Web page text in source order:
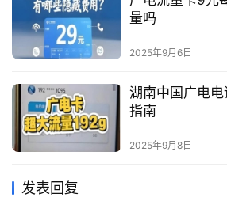
量吗
2025年9月6日
湖南中国广电
指南
2025年9月8日
发表回复